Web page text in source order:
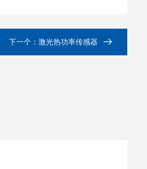
下一个： 激光热功率传感器